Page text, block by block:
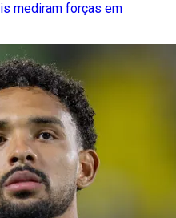
mediram forças em